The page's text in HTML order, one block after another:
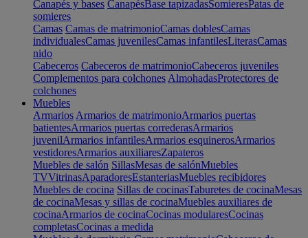
Canapés y bases CanapésBase tapizadasSomieresPatas de
somieres
Camas Camas de matrimonioCamas doblesCamas
individualesCamas juvenilesCamas infantilesLiterasCamas
nido
Cabeceros Cabeceros de matrimonioCabeceros juveniles
Complementos para colchones AlmohadasProtectores de
colchones
Muebles
Armarios Armarios de matrimonioArmarios puertas
batientesArmarios puertas correderasArmarios
juvenilArmarios infantilesArmarios esquinerosArmarios
vestidoresArmarios auxiliaresZapateros
Muebles de salón SillasMesas de salónMuebles
TVVitrinasAparadoresEstanteriasMuebles recibidores
Muebles de cocina Sillas de cocinasTaburetes de cocinaMesas
de cocinaMesas y sillas de cocinaMuebles auxiliares de
cocinaArmarios de cocinaCocinas modularesCocinas
completasCocinas a medida